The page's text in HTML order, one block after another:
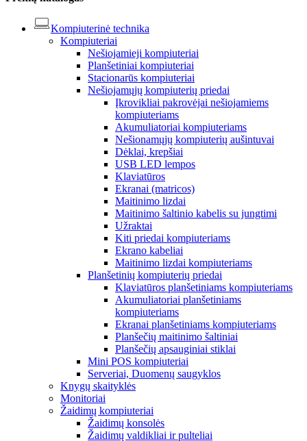
Kompiuterinė technika
Kompiuteriai
Nešiojamieji kompiuteriai
Planšetiniai kompiuteriai
Stacionarūs kompiuteriai
Nešiojamųjų kompiuterių priedai
Įkrovikliai pakrovėjai nešiojamiems
kompiuteriams
Akumuliatoriai kompiuteriams
Nešionamųjų kompiuterių aušintuvai
Dėklai, krepšiai
USB LED lempos
Klaviatūros
Ekranai (matricos)
Maitinimo lizdai
Maitinimo šaltinio kabelis su jungtimi
Užraktai
Kiti priedai kompiuteriams
Ekrano kabeliai
Maitinimo lizdai kompiuteriams
Planšetinių kompiuterių priedai
Klaviatūros planšetiniams kompiuteriams
Akumuliatoriai planšetiniams
kompiuteriams
Ekranai planšetiniams kompiuteriams
Planšečių maitinimo šaltiniai
Planšečių apsauginiai stiklai
Mini POS kompiuteriai
Serveriai, Duomenų saugyklos
Knygų skaityklės
Monitoriai
Žaidimų kompiuteriai
Žaidimų konsolės
Žaidimų valdikliai ir pulteliai